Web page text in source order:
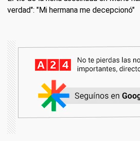
verdad": "Mi hermana me decepcionó"